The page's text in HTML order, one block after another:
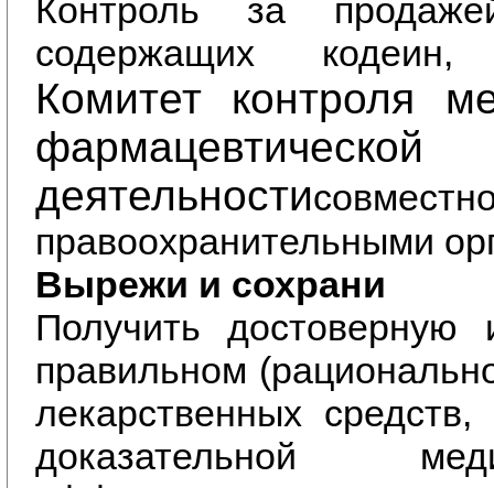
Контроль за
содержащих кодеин,
Комитет контроля
фармацевтической
деятельности
правоохранительными
Вырежи и сохрани
Получить
правильном
лекарственных
доказательной